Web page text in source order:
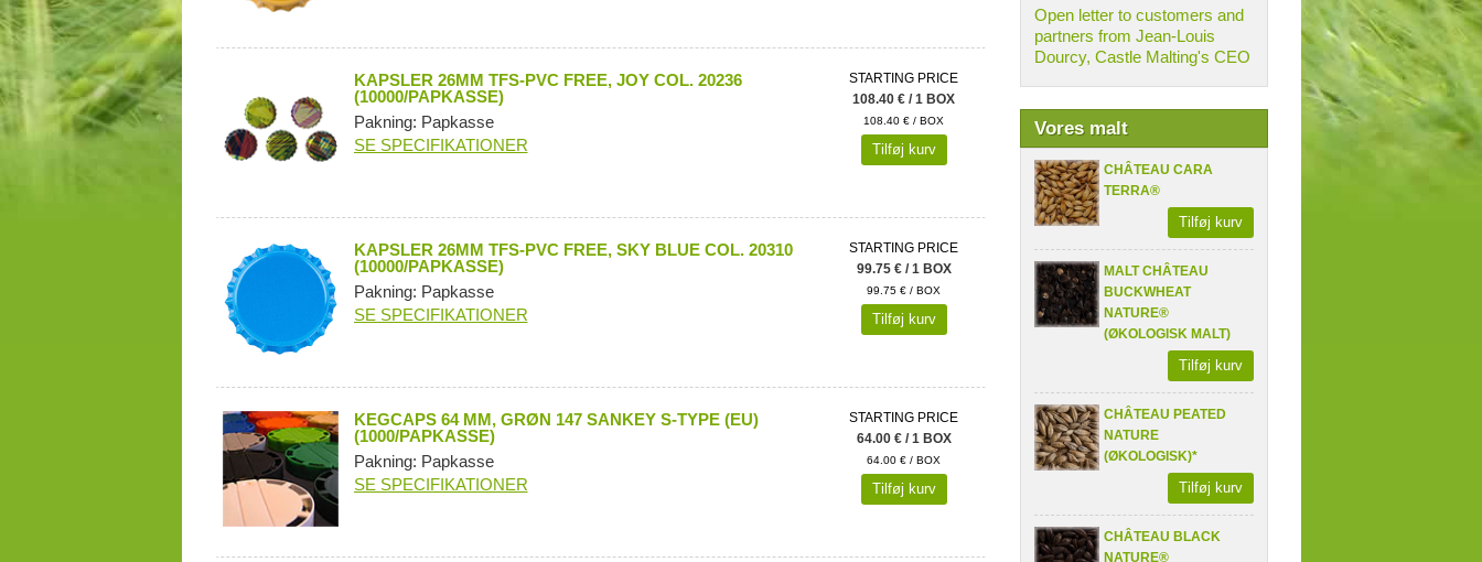
Open letter to customers and
partners from Jean-Louis
Dourcy, Castle Malting's CEO
Vores malt
CHÂTEAU CARA
TERRA®
Tilføj kurv
MALT CHÂTEAU
BUCKWHEAT
NATURE®
(ØKOLOGISK MALT)
Tilføj kurv
CHÂTEAU PEATED
NATURE
(ØKOLOGISK)*
Tilføj kurv
CHÂTEAU BLACK
NATURE®
KAPSLER 26MM TFS-PVC FREE, JOY COL. 20236
(10000/PAPKASSE)
Pakning: Papkasse
SE SPECIFIKATIONER
STARTING PRICE
108.40 € / 1 BOX
108.40 € / BOX
Tilføj kurv
KAPSLER 26MM TFS-PVC FREE, SKY BLUE COL. 20310
(10000/PAPKASSE)
Pakning: Papkasse
SE SPECIFIKATIONER
STARTING PRICE
99.75 € / 1 BOX
99.75 € / BOX
Tilføj kurv
KEGCAPS 64 MM, GRØN 147 SANKEY S-TYPE (EU)
(1000/PAPKASSE)
Pakning: Papkasse
SE SPECIFIKATIONER
STARTING PRICE
64.00 € / 1 BOX
64.00 € / BOX
Tilføj kurv